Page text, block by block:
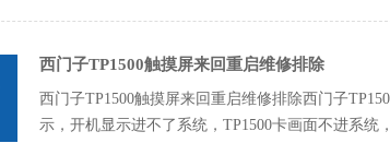
西门子TP1500触摸屏来回重启维修排除
西门子TP1500触摸屏来回重启维修排除西门子
示，开机显示进不了系统，TP1500卡画面不进系统